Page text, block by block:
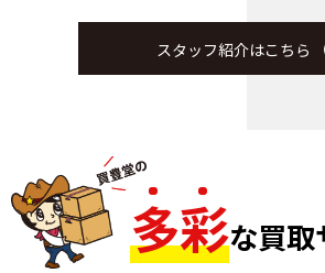
スタッフ紹介はこちら
多彩な買取